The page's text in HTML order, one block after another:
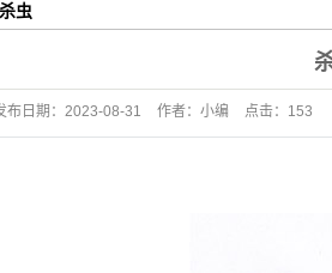
防控疫情消杀
虫
布日期： 2023-08-31 作者： 小编 点击： 153